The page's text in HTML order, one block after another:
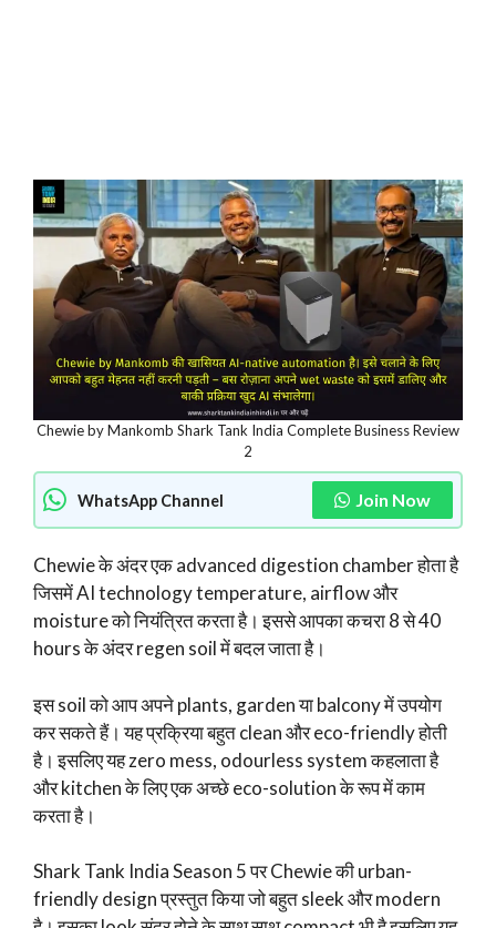
Chewie by Mankomb Shark Tank India Complete Business Review
2
WhatsApp Channel Join Now
Chewie के अंदर एक advanced digestion chamber होता है
जिसमें AI technology temperature, airflow और
moisture को नियंत्रित करता है। इससे आपका कचरा 8 से 40
hours के अंदर regen soil में बदल जाता है।
इस soil को आप अपने plants, garden या balcony में उपयोग
कर सकते हैं। यह प्रक्रिया बहुत clean और eco-friendly होती
है। इसलिए यह zero mess, odourless system कहलाता है
और kitchen के लिए एक अच्छे eco-solution के रूप में काम
करता है।
Shark Tank India Season 5 पर Chewie की urban-
friendly design प्रस्तुत किया जो बहुत sleek और modern